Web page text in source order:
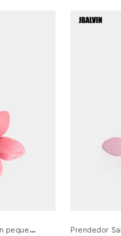
Prendedor San joaquín pequeño en cuero para mujer